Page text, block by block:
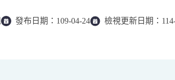
發布日期： 109-04-24 檢視更新日期：